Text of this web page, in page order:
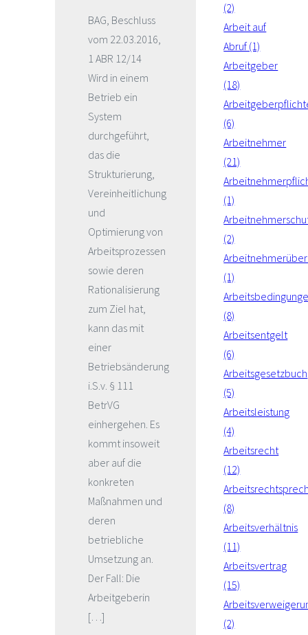
BAG, Beschluss
vom 22.03.2016,
1 ABR 12/14
Wird in einem
Betrieb ein
System
durchgeführt,
das die
Strukturierung,
Vereinheitlichung
und
Optimierung von
Arbeitsprozessen
sowie deren
Rationalisierung
zum Ziel hat,
kann das mit
einer
Betriebsänderung
i.S.v. § 111
BetrVG
einhergehen. Es
kommt insoweit
aber auf die
konkreten
Maßnahmen und
deren
betriebliche
Umsetzung an.
Der Fall: Die
Arbeitgeberin
[…]
(2)
Arbeit auf
Abruf (1)
Arbeitgeber
(18)
(6)
Arbeitnehmer
(21)
(1)
(2)
(1)
(8)
Arbeitsentgelt
(6)
Arbeitsgesetzbuch
(5)
Arbeitsleistung
(4)
Arbeitsrecht
(12)
(8)
Arbeitsverhältnis
(11)
Arbeitsvertrag
(15)
(2)